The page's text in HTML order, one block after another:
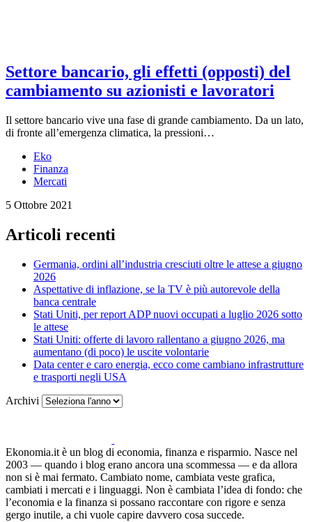
Settore bancario, gli effetti (opposti) del
cambiamento su azionisti e lavoratori
Il settore bancario vive una fase di grande cambiamento. Da un lato,
di fronte all’emergenza climatica, la pressioni…
Eko
Finanza
Mercati
5 Ottobre 2021
Articoli recenti
Germania, ordini all’industria cresciuti oltre le attese a giugno
2026
Aspettative di inflazione, se la TV è più autorevole della
banca centrale
Stati Uniti, per report ADP nuovi occupati a luglio 2026 sotto
le attese
Stati Uniti: offerte di lavoro rallentano a giugno 2026, ma
aumentano (di poco) le uscite volontarie
Data center e caro energia, ecco come cambiano infrastrutture
e trasporti negli USA
Archivi
Ekonomia.it è un blog di economia, finanza e risparmio. Nasce nel
2003 — quando i blog erano ancora una scommessa — e da allora
non si è mai fermato. Cambiato nome, cambiata veste grafica,
cambiati i mercati e i linguaggi. Non è cambiata l’idea di fondo: che
l’economia e la finanza si possano raccontare con rigore e senza
gergo inutile, a chi vuole capire davvero cosa succede.